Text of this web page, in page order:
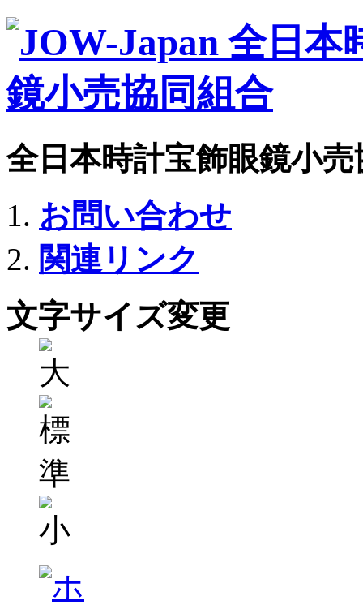
全日本時計宝飾眼鏡小
お問い合わせ
関連リンク
文字サイズ変更